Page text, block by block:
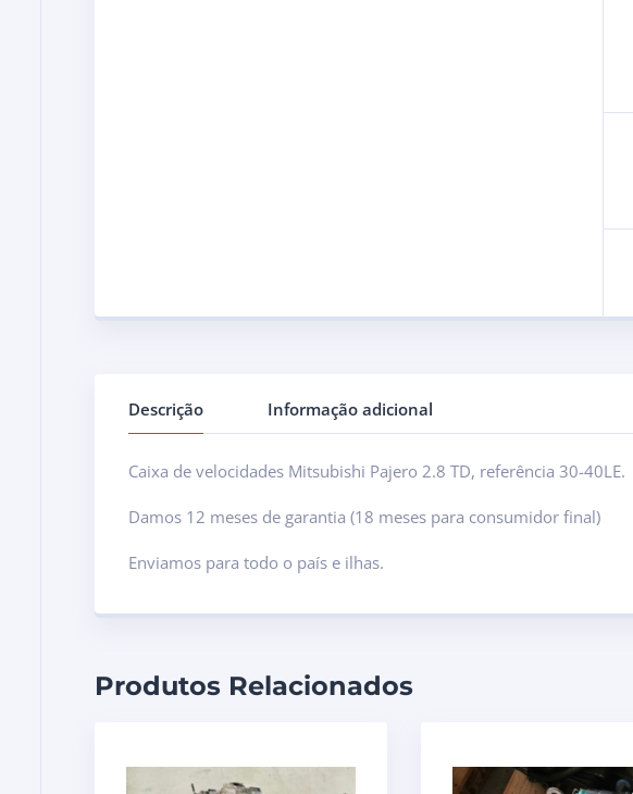
Descrição Informação adicional
Caixa de velocidades Mitsubishi Pajero 2.8 TD, referência 30-40LE.
Damos 12 meses de garantia (18 meses para consumidor final)
Enviamos para todo o país e ilhas.
Produtos Relacionados